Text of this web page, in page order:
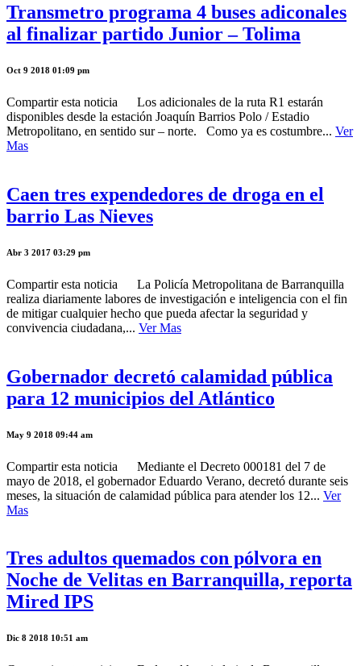
Transmetro programa 4 buses adiconales
al finalizar partido Junior – Tolima
Oct 9 2018 01:09 pm
Compartir esta noticia Los adicionales de la ruta R1 estarán
disponibles desde la estación Joaquín Barrios Polo / Estadio
Metropolitano, en sentido sur – norte. Como ya es costumbre... Ver
Mas
Caen tres expendedores de droga en el
barrio Las Nieves
Abr 3 2017 03:29 pm
Compartir esta noticia La Policía Metropolitana de Barranquilla
realiza diariamente labores de investigación e inteligencia con el fin
de mitigar cualquier hecho que pueda afectar la seguridad y
convivencia ciudadana,... Ver Mas
Gobernador decretó calamidad pública
para 12 municipios del Atlántico
May 9 2018 09:44 am
Compartir esta noticia Mediante el Decreto 000181 del 7 de
mayo de 2018, el gobernador Eduardo Verano, decretó durante seis
meses, la situación de calamidad pública para atender los 12... Ver
Mas
Tres adultos quemados con pólvora en
Noche de Velitas en Barranquilla, reporta
Mired IPS
Dic 8 2018 10:51 am